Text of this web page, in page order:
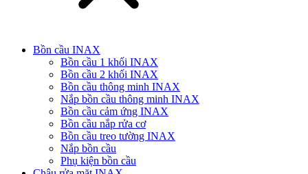
Bồn cầu INAX
Bồn cầu 1 khối INAX
Bồn cầu 2 khối INAX
Bồn cầu thông minh INAX
Nắp bồn cầu thông minh INAX
Bồn cầu cảm ứng INAX
Bồn cầu nắp rửa cơ
Bồn cầu treo tường INAX
Nắp bồn cầu
Phụ kiện bồn cầu